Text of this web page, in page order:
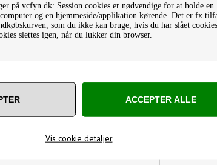
på vcfyn.dk: Session cookies er nødvendige for at holde en
og en hjemmeside/applikation kørende. Det er fx
som du ikke kan bruge, hvis du har slået
slettes igen, når du lukker din browser.
Vis cookie detaljer
MM 2 STK
Ø22,0 MM 5 STK M/
73,00 DKK